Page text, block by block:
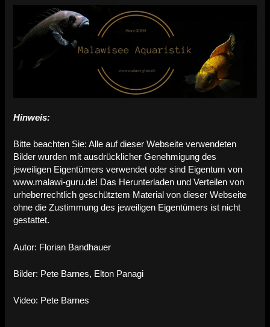
Hinweis:
Bitte beachten Sie: Alle auf dieser Webseite verwendeten
Bilder wurden mit ausdrücklicher Genehmigung des
jeweiligen Eigentümers verwendet oder sind Eigentum von
www.malawi-guru.de! Das Herunterladen und Verteilen von
urheberrechtlich geschütztem Material von dieser Webseite
ohne die Zustimmung des jeweiligen Eigentümers ist nicht
gestattet.
Autor: Florian Bandhauer
Bilder: Pete Barnes, Elton Panagi
Video: Pete Barnes